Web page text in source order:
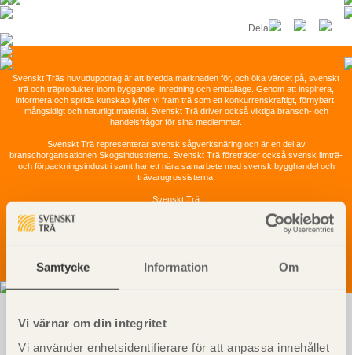
Samtycke Information Om
Vi värnar om din integritet
Vi använder enhetsidentifierare för att anpassa innehållet
Dela
Svenskt Träs huvuduppdrag är att bredda marknaden för, och öka värdet på, svenskt
trä och träprodukter inom byggande, inredning och emballage. Genom att inspirera,
informera och sprida kunskap lyfter vi fram trä som ett konkurrenskraftigt, förnybart,
mångsidigt och naturligt material. Svenskt Trä driver också viktiga bransch- och
handelsfrågor för sina medlemmar.
Svenskt Trä representerar svensk sågverksnäring och är en del av
branschorganisationen Skogsindustrierna. Svenskt Trä företräder också svensk limträ-
och förpackningsindustri samt har ett nära samarbete med svensk bygghandel och
trävarugrossisterna.
Svenskt Trä